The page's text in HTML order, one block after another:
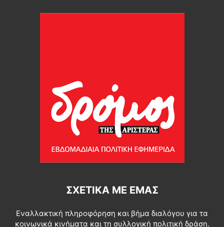
ΣΧΕΤΙΚΆ ΜΕ ΕΜΆΣ
Εναλλακτική πληροφόρηση και βήμα διαλόγου για τα
κοινωνικά κινήματα και τη συλλογική πολιτική δράση.